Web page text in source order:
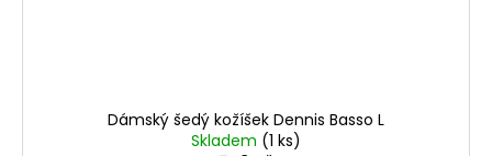
Dámský šedý kožíšek Dennis Basso L
Skladem (1 ks)